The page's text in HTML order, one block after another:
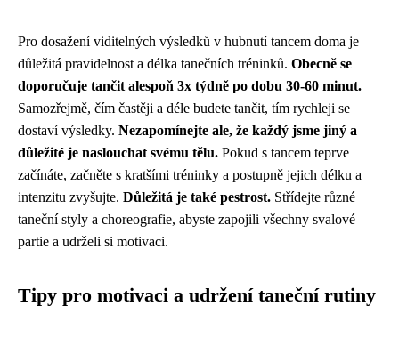
Pro dosažení viditelných výsledků v hubnutí tancem doma je
důležitá pravidelnost a délka tanečních tréninků. Obecně se
doporučuje tančit alespoň 3x týdně po dobu 30-60 minut.
Samozřejmě, čím častěji a déle budete tančit, tím rychleji se
dostaví výsledky. Nezapomínejte ale, že každý jsme jiný a
důležité je naslouchat svému tělu. Pokud s tancem teprve
začínáte, začněte s kratšími tréninky a postupně jejich délku a
intenzitu zvyšujte. Důležitá je také pestrost. Střídejte různé
taneční styly a choreografie, abyste zapojili všechny svalové
partie a udrželi si motivaci.
Tipy pro motivaci a udržení taneční rutiny